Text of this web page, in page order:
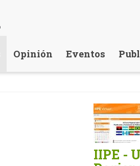
Opinión Eventos
IIPE -